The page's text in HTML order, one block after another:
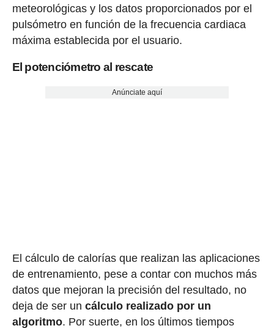
meteorológicas y los datos proporcionados por el
pulsómetro en función de la frecuencia cardiaca
máxima establecida por el usuario.
El potenciómetro al rescate
Anúnciate aquí
El cálculo de calorías que realizan las aplicaciones
de entrenamiento, pese a contar con muchos más
datos que mejoran la precisión del resultado, no
deja de ser un cálculo realizado por un
algoritmo. Por suerte, en los últimos tiempos